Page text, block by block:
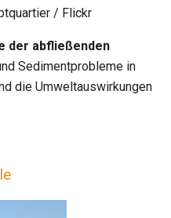
/ Flickr
der abfließenden
Sedimentprobleme in
die Umweltauswirkungen